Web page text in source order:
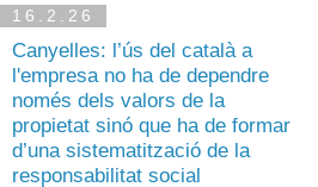
16.2.26
Canyelles: l’ús del català a
l'empresa no ha de dependre
només dels valors de la
propietat sinó que ha de formar
d’una sistematització de la
responsabilitat social